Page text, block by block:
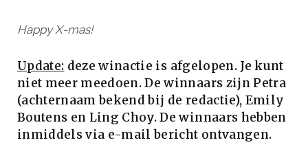
Happy X-mas!
Update: deze winactie is afgelopen. Je kunt
niet meer meedoen. De winnaars zijn Petra
(achternaam bekend bij de redactie), Emily
Boutens en Ling Choy. De winnaars hebben
inmiddels via e-mail bericht ontvangen.